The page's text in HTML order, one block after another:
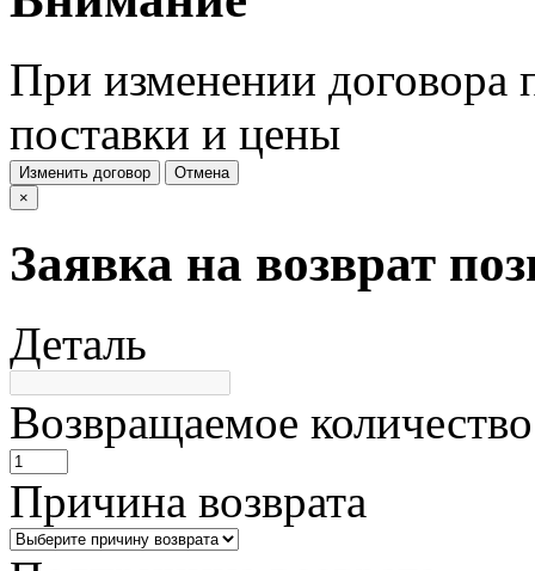
При изменении договора
поставки и цены
Изменить договор
Отмена
×
Заявка на возврат
Деталь
Возвращаемое количество
Причина возврата